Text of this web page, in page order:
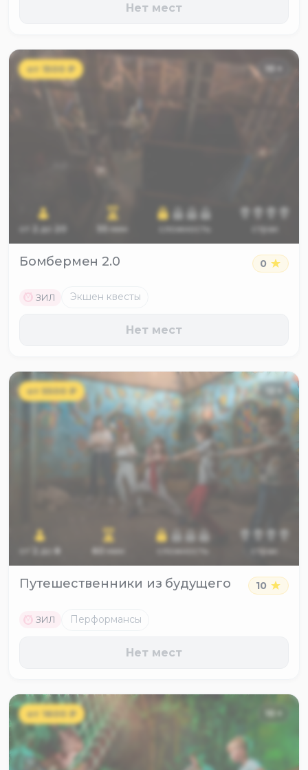
Нет мест
от 1500 ₽
до мин сложность страх
Бомбермен 2.0 0
M ЗИЛ Экшен квесты
Нет мест
от 5500 ₽
до 8 60 мин сложность страх
Путешественники из будущего 10
M ЗИЛ Перформансы
Нет мест
от 1600 ₽ 10